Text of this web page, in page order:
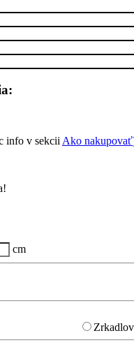
info v sekcii Ako nakupovať
cm